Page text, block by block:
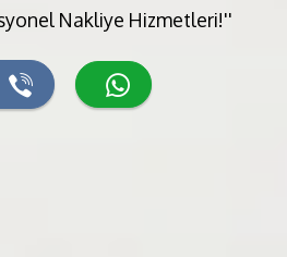
Nakliye Hizmetleri!''